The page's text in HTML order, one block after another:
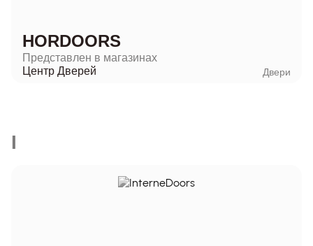
HORDOORS
Представлен в магазинах
Центр Дверей
Двери
I